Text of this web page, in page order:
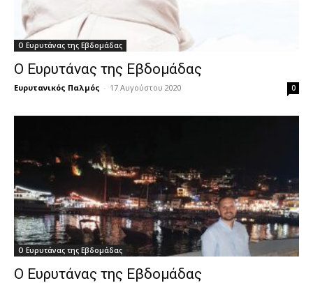
Ο Ευρυτάνας της Εβδομάδας
Ο Ευρυτάνας της Εβδομάδας
Ευρυτανικός Παλμός - 17 Αυγούστου 2020 0
Ο Ευρυτάνας της Εβδομάδας
Ο Ευρυτάνας της Εβδομάδας